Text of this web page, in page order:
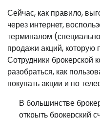
Сейчас, как правило,
через интернет,
терминалом
продажи акций, которую
Сотрудники брокерской
разобраться, как
покупать акции и по
В большинстве
открыть брокерский